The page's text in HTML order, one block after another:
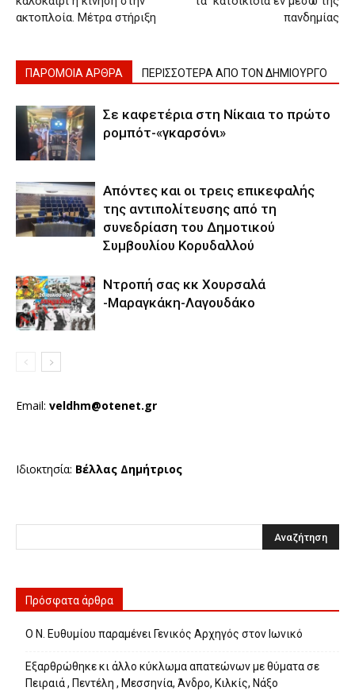
ακτοπλοία. Μέτρα στήριξη
πανδημίας
ΠΑΡΟΜΟΙΑ ΑΡΘΡΑ ΠΕΡΙΣΣΟΤΕΡΑ ΑΠΟ ΤΟΝ ΔΗΜΙΟΥΡΓΟ
Σε καφετέρια στη Νίκαια το πρώτο
ρομπότ-«γκαρσόνι»
Απόντες και οι τρεις επικεφαλής
της αντιπολίτευσης από τη
συνεδρίαση του Δημοτικού
Συμβουλίου Κορυδαλλού
Ντροπή σας κκ Χουρσαλά
-Μαραγκάκη-Λαγουδάκο
Email: veldhm@otenet.gr
Ιδιοκτησία: Βέλλας Δημήτριος
Πρόσφατα άρθρα
Ο Ν. Ευθυμίου παραμένει Γενικός Αρχηγός στον Ιωνικό
Εξαρθρώθηκε κι άλλο κύκλωμα απατεώνων με θύματα σε
Πειραιά , Πεντέλη , Μεσσηνία, Άνδρο, Κιλκίς, Νάξο